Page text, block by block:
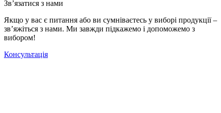
Зв’язатися з нами
Якщо у вас є питання або ви сумніваєтесь у виборі продукції –
зв’яжіться з нами. Ми завжди підкажемо і допоможемо з
вибором!
Консультація